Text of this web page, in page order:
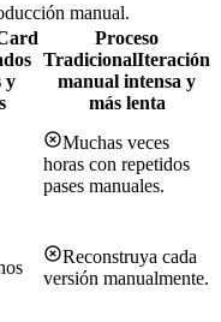
manual.
y
Proceso
TradicionalIteración
manual intensa y
más lenta
Muchas veces
horas con repetidos
pases manuales.
Reconstruya cada
versión manualmente.